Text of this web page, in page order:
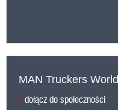
MAN Truckers World
dołącz do społeczności